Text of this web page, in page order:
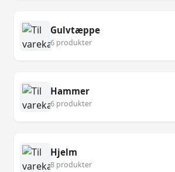
Gulvtæppe
6 produkter
Hammer
6 produkter
Hjelm
8 produkter